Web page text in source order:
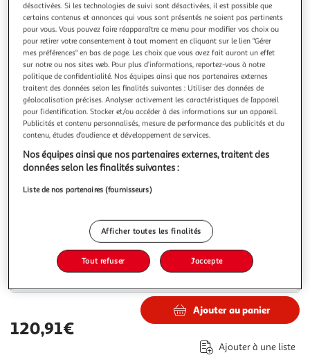
Nouveauté
PARIS PRIX
Table d'appoint 1 tiroir design guda 60cm blanc
Informations Techniques : Dimensions : L. 46 x l. 35 x H. 60
cm Rangement : L. 39,5 x l. 32x H. 34,5 cm Tiroir : L. 34,5 x l.
27 x H. 10,5 cm Matière : MDF Spécificités : Moderne &
Tendance Table d'Appoint design 1 Tiroir Effet Laqué Livré
démonté Facile d'Entretien & d'Utilisation Nombre de colis :
En savoir +
Vendu parASD
Livraison dès 1/2 semaines
Livraison offerte
Plus d'options
Vendu par ASD
Livraison dès 1/2 semaines
Plus d'options
120,91€
Ajouter au panier
Ajouter à une liste
désactivées. Si les technologies de suivi sont désactivées, il est possible que
certains contenus et annonces qui vous sont présentés ne soient pas pertinents
pour vous. Vous pouvez faire réapparaître ce menu pour modifier vos choix ou
pour retirer votre consentement à tout moment en cliquant sur le lien "Gérer
mes préférences" en bas de page. Les choix que vous avez fait auront un effet
sur notre ou nos sites web. Pour plus d’informations, reportez-vous à notre
politique de confidentialité. Nos équipes ainsi que nos partenaires externes
traitent des données selon les finalités suivantes : Utiliser des données de
géolocalisation précises. Analyser activement les caractéristiques de l’appareil
pour l’identification. Stocker et/ou accéder à des informations sur un appareil.
Publicités et contenu personnalisés, mesure de performance des publicités et du
contenu, études d’audience et développement de services.
Nos équipes ainsi que nos partenaires externes, traitent des
données selon les finalités suivantes :
Liste de nos partenaires (fournisseurs)
Afficher toutes les finalités
Tout refuser J'accepte